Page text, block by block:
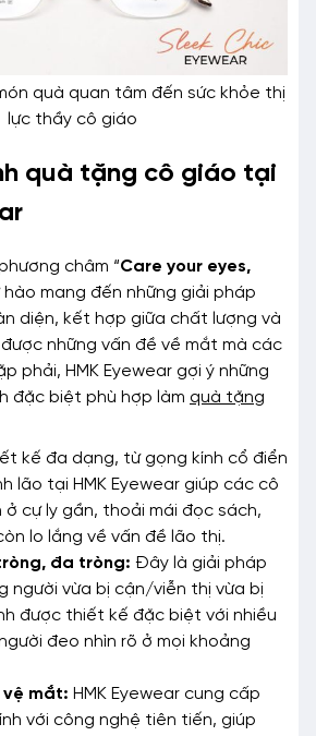
quà quan tâm đến sức khỏe thị
lực thầy cô giáo
quà tặng cô giáo tại
châm “Care your eyes,
hào mang đến những giải pháp
diện, kết hợp giữa chất lượng và
những vấn đề về mắt mà các
phải, HMK Eyewear gợi ý những
đặc biệt phù hợp làm quà tặng
kế đa dạng, từ gọng kính cổ điển
lão tại HMK Eyewear giúp các cô
ở cự ly gần, thoải mái đọc sách,
lo lắng về vấn đề lão thị.
đa tròng: Đây là giải pháp
người vừa bị cận/viễn thị vừa bị
được thiết kế đặc biệt với nhiều
đeo nhìn rõ ở mọi khoảng
vệ mắt: HMK Eyewear cung cấp
với công nghệ tiên tiến, giúp